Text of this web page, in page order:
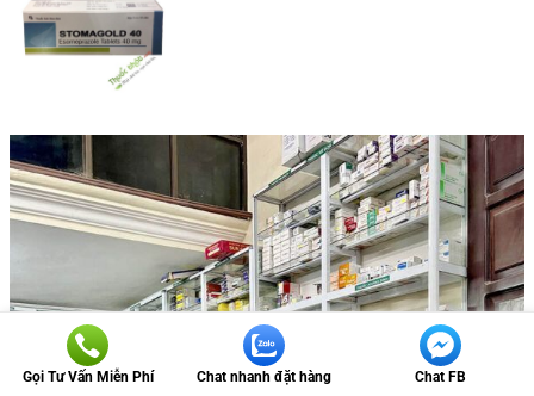
Gọi Tư Vấn Miễn Phí Chat nhanh đặt hàng Chat FB